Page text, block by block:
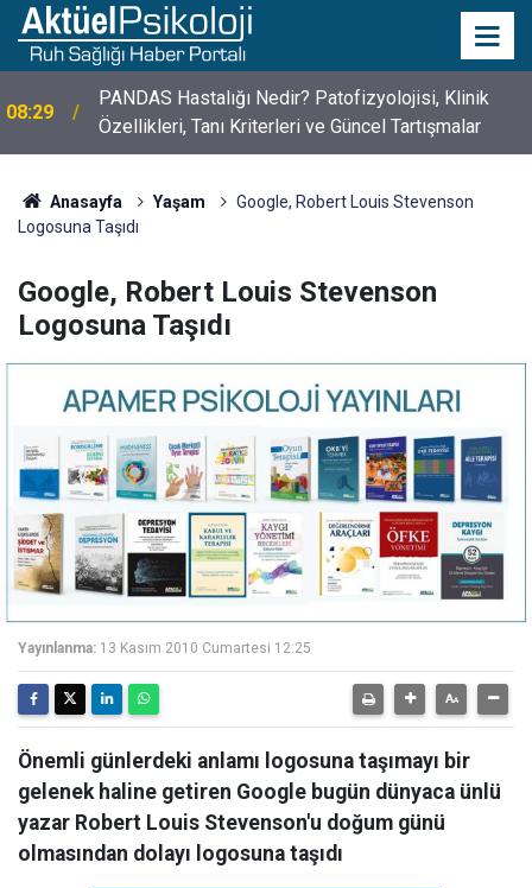
10:30
10 Mayıs Psikologlar Günü Nasıl Ortaya Çıktı? 10
Mayıs Tarihinin Hikayesi
Anasayfa Yaşam
Google, Robert Louis Stevenson
Logosuna Taşıdı
Google, Robert Louis Stevenson
Logosuna Taşıdı
Yayınlanma: 13 Kasım 2010 Cumartesi 12:25
Önemli günlerdeki anlamı logosuna taşımayı bir
gelenek haline getiren Google bugün dünyaca ünlü
yazar Robert Louis Stevenson'u doğum günü
olmasından dolayı logosuna taşıdı